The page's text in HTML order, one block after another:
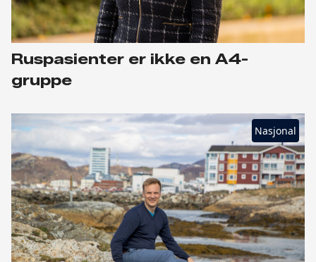
Ruspasienter er ikke en A4-
gruppe
Nasjonal